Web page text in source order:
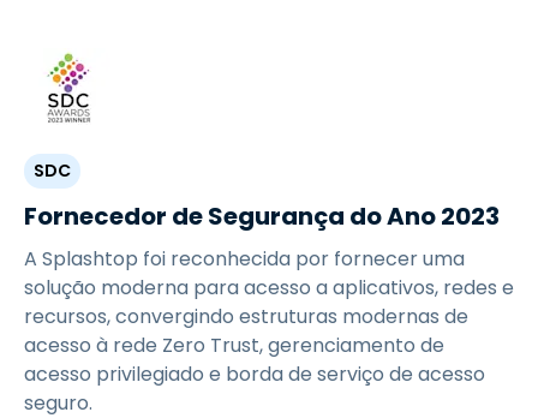
SDC
Fornecedor de Segurança do Ano 2023
A Splashtop foi reconhecida por fornecer uma
solução moderna para acesso a aplicativos, redes e
recursos, convergindo estruturas modernas de
acesso à rede Zero Trust, gerenciamento de
acesso privilegiado e borda de serviço de acesso
seguro.